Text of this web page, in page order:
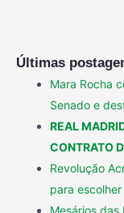
Últimas
Mara Rocha
Senado e
REAL
CONTRATO
Revolução
para
Mesários